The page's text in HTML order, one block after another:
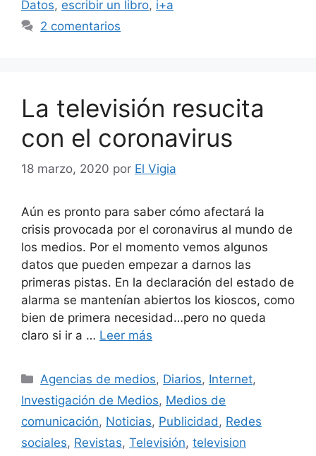
Datos, escribir un libro, i+a
2 comentarios
La televisión resucita
con el coronavirus
18 marzo, 2020 por El Vigia
Aún es pronto para saber cómo afectará la
crisis provocada por el coronavirus al mundo de
los medios. Por el momento vemos algunos
datos que pueden empezar a darnos las
primeras pistas. En la declaración del estado de
alarma se mantenían abiertos los kioscos, como
bien de primera necesidad…pero no queda
claro si ir a … Leer más
Categorías
Agencias de medios, Diarios, Internet,
Investigación de Medios, Medios de
comunicación, Noticias, Publicidad, Redes
sociales, Revistas, Televisión, television